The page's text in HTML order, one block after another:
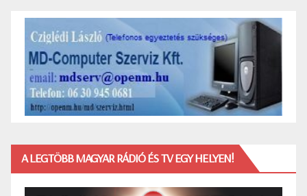
A LEGTÖBB MAGYAR RÁDIÓ ÉS TV EGY HELYEN!